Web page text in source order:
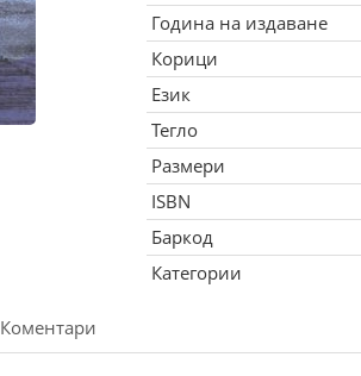
Година на издаване
Корици
Език
Тегло
Размери
ISBN
Баркод
Категории
Коментари